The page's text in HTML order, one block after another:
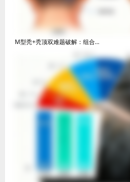
M型秃+秃顶双难题破解：组合...